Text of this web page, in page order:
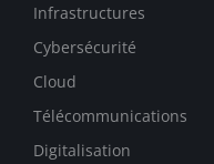
Infrastructures
Cybersécurité
Cloud
Télécommunications
Digitalisation